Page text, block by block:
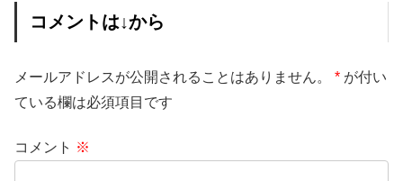
コメントは↓から
メールアドレスが公開されることはありません。 * が付い
ている欄は必須項目です
コメント ※